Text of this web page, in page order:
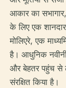
आकार का
के लिए एक
मोलिएरे, एक
है। आधुनिक
और बेहतर पहुंच से
संरक्षित किया है।